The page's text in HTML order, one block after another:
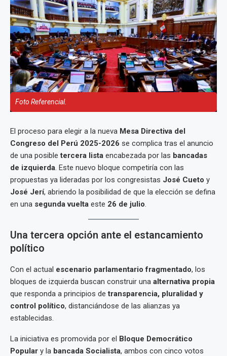
Foto Referencial.
El proceso para elegir a la nueva Mesa Directiva del
Congreso del Perú 2025-2026 se complica tras el anuncio
de una posibletercera lista encabezada por las bancadas
de izquierda. Este nuevo bloque competiría con las
propuestas ya lideradas por los congresistas José Cueto y
José Jerí, abriendo la posibilidad de que la elección se defina
en una segunda vuelta este 26 de julio.
Una tercera opción ante el estancamiento
político
Con el actual escenario parlamentario fragmentado, los
bloques de izquierda buscan construir una alternativa propia
que responda a principios detransparencia, pluralidad y
control político, distanciándose de las alianzas ya
establecidas.
La iniciativa es promovida por el Bloque Democrático
Popular y la bancada Socialista, ambos con cinco votos